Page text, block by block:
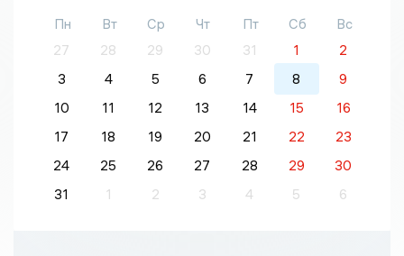
Пн Вт Ср Чт Пт Сб
Вс
27
28 29 30 31 1
2
3
4 5 6 7 8
9
10
11 12 13 14 15
16
17
18 19 20 21 22
23
24
25 26 27 28 29
30
31
1 2 3 4 5 6